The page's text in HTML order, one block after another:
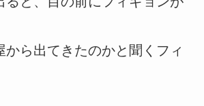
から出てきたのかと聞くフィ